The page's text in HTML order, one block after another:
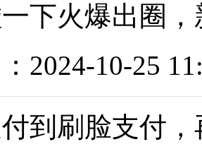
下火爆出圈
2024-10-25
到刷脸支付